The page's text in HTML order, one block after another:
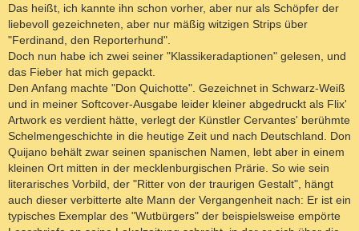
r
a
g
Das heißt, ich kannte ihn schon vorher, aber nur als Schöpfer der
liebevoll gezeichneten, aber nur mäßig witzigen Strips über
"Ferdinand, den Reporterhund".
Doch nun habe ich zwei seiner "Klassikeradaptionen" gelesen, und
das Fieber hat mich gepackt.
Den Anfang machte "Don Quichotte". Gezeichnet in Schwarz-Weiß
und in meiner Softcover-Ausgabe leider kleiner abgedruckt als Flix'
Artwork es verdient hätte, verlegt der Künstler Cervantes' berühmte
Schelmengeschichte in die heutige Zeit und nach Deutschland. Don
Quijano behält zwar seinen spanischen Namen, lebt aber in einem
kleinen Ort mitten in der mecklenburgischen Prärie. So wie sein
literarisches Vorbild, der "Ritter von der traurigen Gestalt", hängt
auch dieser verbitterte alte Mann der Vergangenheit nach: Er ist ein
typisches Exemplar des "Wutbürgers" der beispielsweise empörte